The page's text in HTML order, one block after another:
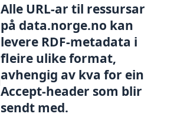
Alle URL-ar til ressursar
på data.norge.no kan
levere RDF-metadata i
fleire ulike format,
avhengig av kva for ein
Accept-header som blir
sendt med.